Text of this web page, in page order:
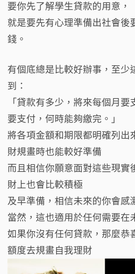
要你先了解學生貸款的用意，
就是要先有心理準備出社會後
錢。
有個底總是比較好辦事，至少
到：
「貸款有多少，將來每個月
要支付，何時能夠繳完。」
將各項金額和期限都明確列出
財規畫時也能較好準備
而且相信你願意面對這些現實
財上也會比較積極
及早準備，相信未來的你會感
當然，這也適用於任何需要在
如果你沒有任何貸款，那麼恭
額度去規畫自我理財